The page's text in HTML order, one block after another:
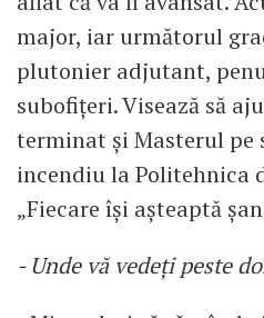
major, iar următorul
plutonier adjutant,
subofițeri. Visează să
terminat și Masterul
incendiu la Politehnica
„Fiecare își așteaptă
- Unde vă vedeți peste